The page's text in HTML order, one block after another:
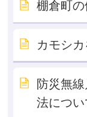
棚倉町
カモシ
防災無
法につい